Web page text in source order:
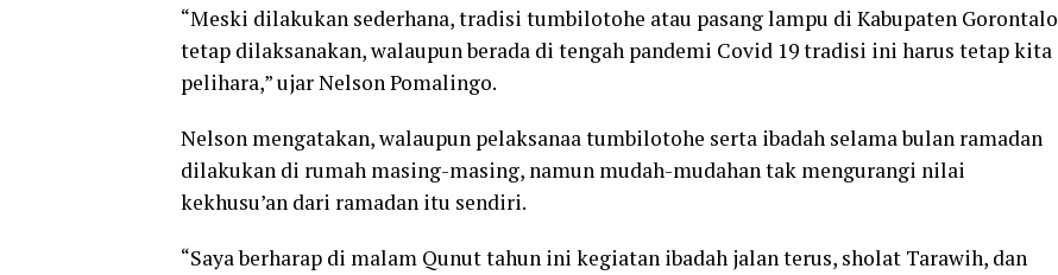
“Meski dilakukan sederhana, tradisi tumbilotohe atau pasang lampu di Kabupaten Gorontalo
tetap dilaksanakan, walaupun berada di tengah pandemi Covid 19 tradisi ini harus tetap kita
pelihara,” ujar Nelson Pomalingo.
Nelson mengatakan, walaupun pelaksanaa tumbilotohe serta ibadah selama bulan ramadan
dilakukan di rumah masing-masing, namun mudah-mudahan tak mengurangi nilai
kekhusu’an dari ramadan itu sendiri.
“Saya berharap di malam Qunut tahun ini kegiatan ibadah jalan terus, sholat Tarawih, dan